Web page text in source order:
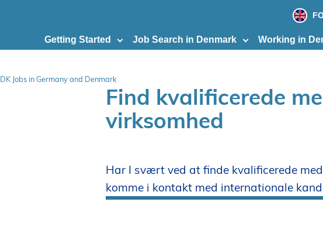
Getting Started Job Search in Denmark Working in
DK Jobs in Germany and Denmark
Find kvalificerede
virksomhed
Har I svært ved at finde kvalificerede
komme i kontakt med internationale